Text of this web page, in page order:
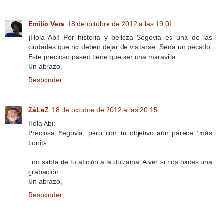
Emilio Vera 18 de octubre de 2012 a las 19:01
¡Hola Abi! Por historia y belleza Segovia es una de las
ciudades que no deben dejar de visitarse. Sería un pecado.
Este precioso paseo tiene que ser una maravilla.
Un abrazo.
Responder
ZáLeZ 18 de octubre de 2012 a las 20:15
Hola Abi:
Preciosa Segovia, pero con tu objetivo aún parece ´más
bonita.
..no sabía de tu afición a la dulzaina. A ver si nos haces una
grabación.
Un abrazo,
Responder